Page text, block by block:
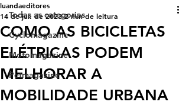
Todas as categorias
Cyclomagazine
Motomagazine
Petmagazine
COMO AS BICICLETAS
ELÉTRICAS PODEM
MELHORAR A
MOBILIDADE URBANA
luandaeditores
14 de jul. de 2023 2 min de leitura